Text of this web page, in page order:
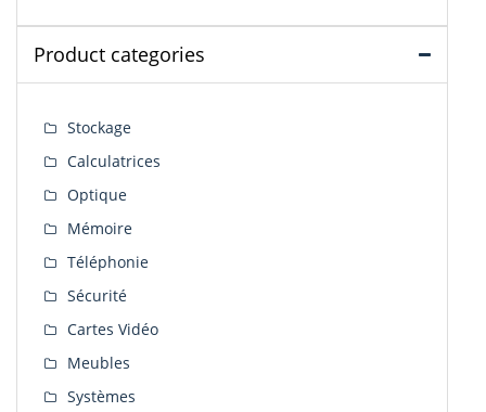
Product categories
Stockage
Calculatrices
Optique
Mémoire
Téléphonie
Sécurité
Cartes Vidéo
Meubles
Systèmes